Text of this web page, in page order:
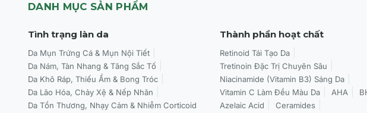
DANH MỤC SẢN PHẨM
Tình trạng làn da
Da Mụn Trứng Cá & Mụn Nội Tiết
Da Nám, Tàn Nhang & Tăng Sắc Tố
Da Khô Ráp, Thiếu Ẩm & Bong Tróc
Da Lão Hóa, Chảy Xệ & Nếp Nhăn
Da Tổn Thương, Nhạy Cảm & Nhiễm Corticoid
Thành phần hoạt chất
Retinoid Tái Tạo Da
Tretinoin Đặc Trị Chuyên Sâu
Niacinamide (Vitamin B3) Sáng Da
Vitamin C Làm Đều Màu Da
AHA
Azelaic Acid
Ceramides